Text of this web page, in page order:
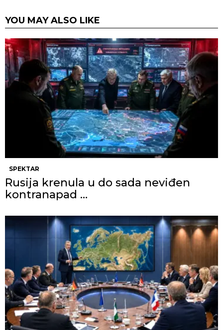
YOU MAY ALSO LIKE
SPEKTAR
Rusija krenula u do sada neviđen
kontranapad …